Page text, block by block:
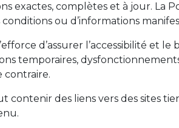
exactes, complètes et à jour. La
ou d’informations
d’assurer l’accessibilité
temporaires,
contraire.
contenir des liens vers des sites